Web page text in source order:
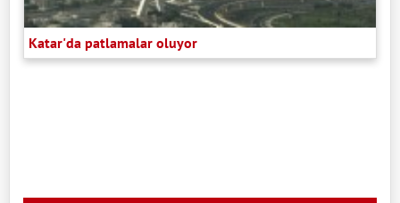
Katar'da patlamalar oluyor